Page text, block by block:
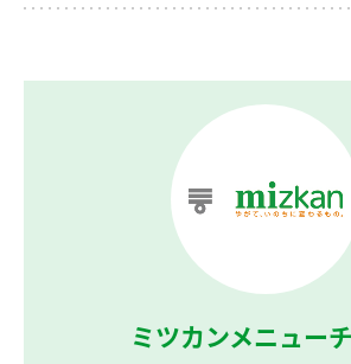
ミツカンメニュー